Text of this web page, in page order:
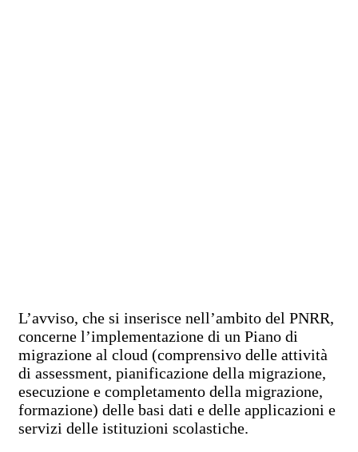
L’avviso, che si inserisce nell’ambito del PNRR,
concerne l’implementazione di un Piano di
migrazione al cloud (comprensivo delle attività
di assessment, pianificazione della migrazione,
esecuzione e completamento della migrazione,
formazione) delle basi dati e delle applicazioni e
servizi delle istituzioni scolastiche.